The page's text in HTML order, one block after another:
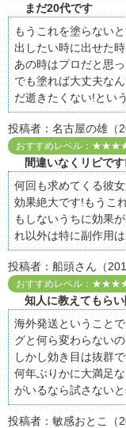
まだ20代です
もうこれを塗らない
出したい時に出せた
あの時はプロだと思
でも塗れば大丈夫な
だ逝きたくない!とい
投稿者：名古屋の雄（
おすすめレベル：
間違いなくリピで
何回も求めてくる彼
効果絶大です!もうこ
もしないうちに効果
れ以外は特に副作用は
投稿者：船頭さん（
おすすめレベル：
知人に教えてもらい
海外発送ということ
グと何ら変わらない
しかし効き目は抜群
何年ぶりかに大満足
がいるなら試さない
投稿者：敏感おとこ（